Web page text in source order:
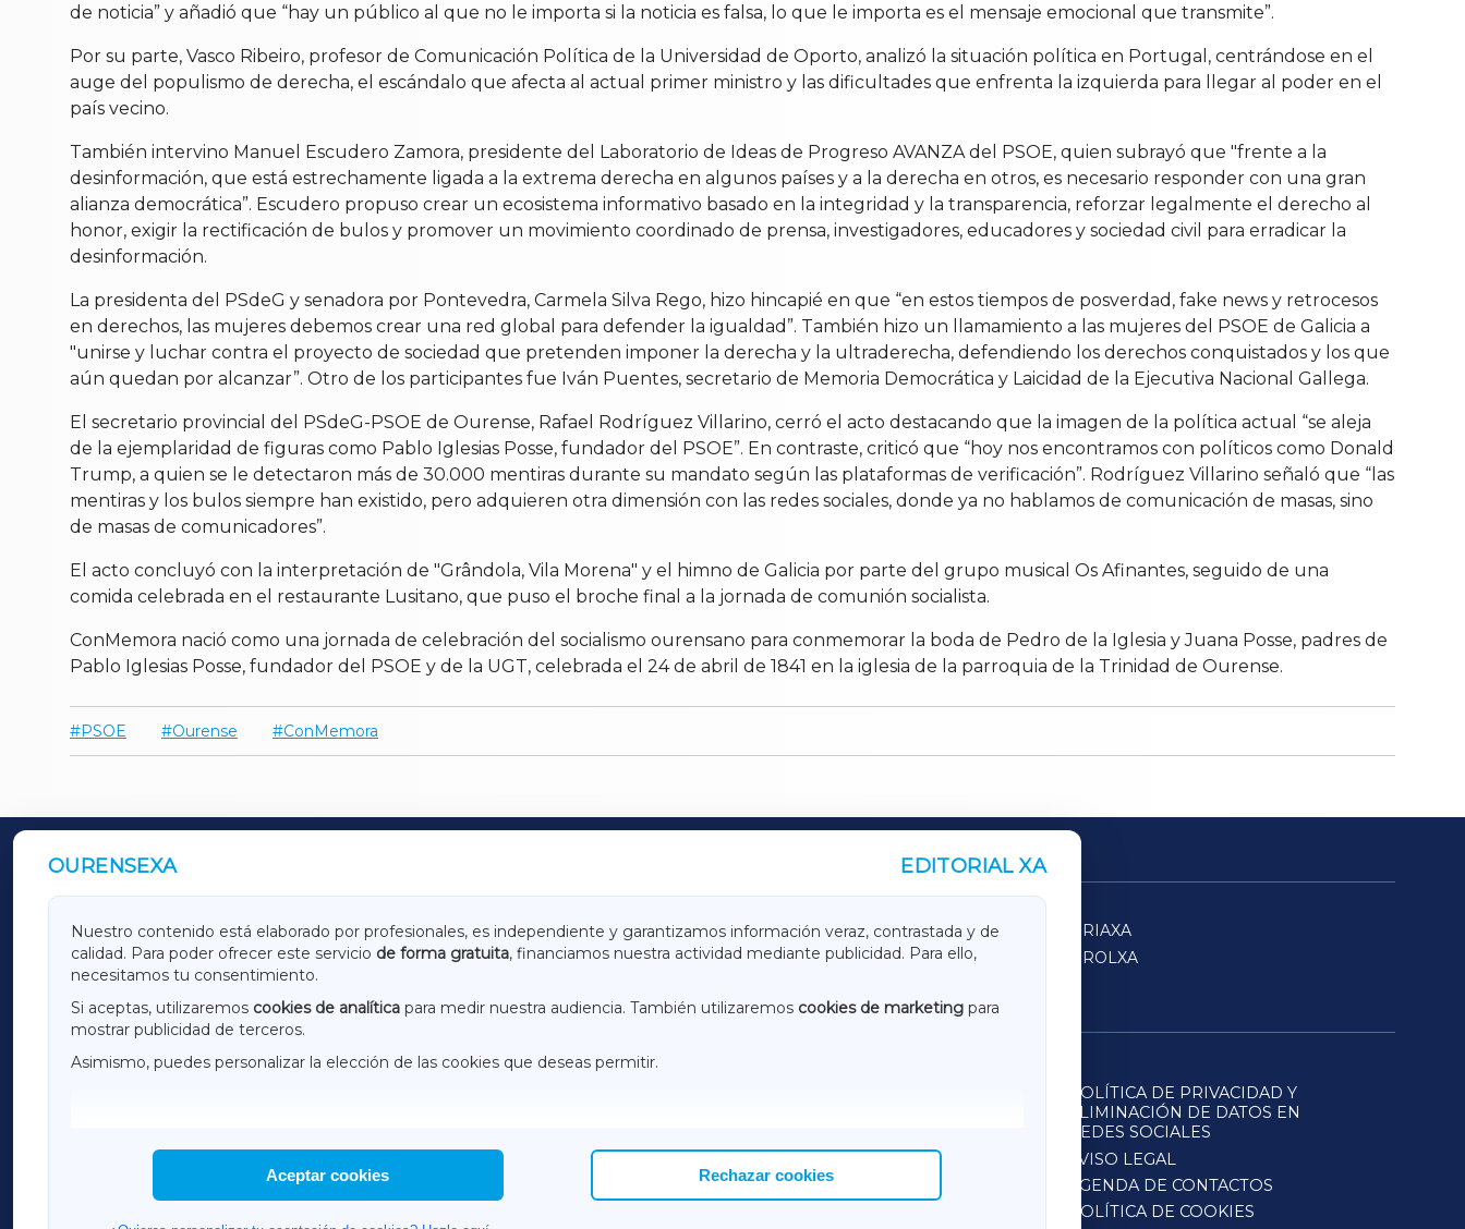
de noticia” y añadió que “hay un público al que no le importa si la noticia es falsa, lo que le importa es el mensaje emocional que transmite”.
Por su parte, Vasco Ribeiro, profesor de Comunicación Política de la Universidad de Oporto, analizó la situación política en Portugal, centrándose en el
auge del populismo de derecha, el escándalo que afecta al actual primer ministro y las dificultades que enfrenta la izquierda para llegar al poder en el
país vecino.
También intervino Manuel Escudero Zamora, presidente del Laboratorio de Ideas de Progreso AVANZA del PSOE, quien subrayó que "frente a la
desinformación, que está estrechamente ligada a la extrema derecha en algunos países y a la derecha en otros, es necesario responder con una gran
alianza democrática”. Escudero propuso crear un ecosistema informativo basado en la integridad y la transparencia, reforzar legalmente el derecho al
honor, exigir la rectificación de bulos y promover un movimiento coordinado de prensa, investigadores, educadores y sociedad civil para erradicar la
desinformación.
La presidenta del PSdeG y senadora por Pontevedra, Carmela Silva Rego, hizo hincapié en que “en estos tiempos de posverdad, fake news y retrocesos
en derechos, las mujeres debemos crear una red global para defender la igualdad”. También hizo un llamamiento a las mujeres del PSOE de Galicia a
"unirse y luchar contra el proyecto de sociedad que pretenden imponer la derecha y la ultraderecha, defendiendo los derechos conquistados y los que
aún quedan por alcanzar”. Otro de los participantes fue Iván Puentes, secretario de Memoria Democrática y Laicidad de la Ejecutiva Nacional Gallega.
El secretario provincial del PSdeG-PSOE de Ourense, Rafael Rodríguez Villarino, cerró el acto destacando que la imagen de la política actual “se aleja
de la ejemplaridad de figuras como Pablo Iglesias Posse, fundador del PSOE”. En contraste, criticó que “hoy nos encontramos con políticos como Donald
Trump, a quien se le detectaron más de 30.000 mentiras durante su mandato según las plataformas de verificación”. Rodríguez Villarino señaló que “las
mentiras y los bulos siempre han existido, pero adquieren otra dimensión con las redes sociales, donde ya no hablamos de comunicación de masas, sino
de masas de comunicadores”.
El acto concluyó con la interpretación de "Grândola, Vila Morena" y el himno de Galicia por parte del grupo musical Os Afinantes, seguido de una
comida celebrada en el restaurante Lusitano, que puso el broche final a la jornada de comunión socialista.
ConMemora nació como una jornada de celebración del socialismo ourensano para conmemorar la boda de Pedro de la Iglesia y Juana Posse, padres de
Pablo Iglesias Posse, fundador del PSOE y de la UGT, celebrada el 24 de abril de 1841 en la iglesia de la parroquia de la Trinidad de Ourense.
PSOE Ourense ConMemora
OURENSEXA EDITORIAL XA
Nuestro contenido está elaborado por profesionales, es independiente y garantizamos información veraz, contrastada y de
calidad. Para poder ofrecer este servicio de forma gratuita, financiamos nuestra actividad mediante publicidad. Para ello,
necesitamos tu consentimiento.
Si aceptas, utilizaremos cookies de analítica para medir nuestra audiencia. También utilizaremos cookies de marketing para
mostrar publicidad de terceros.
Asimismo, puedes personalizar la elección de las cookies que deseas permitir.
Aceptar cookies Rechazar cookies
OUTROS PERIÓDICOS
GALICIAXA LUGOXA TERRACHAXA
SARRIAXA
AMARIÑAXA
RIBEIRASACRAXA ACORUÑAXA
FERROLXA
OURENSEXA
HEMEROTECA
POLÍTICA DE PRIVACIDAD Y
ELIMINACIÓN DE DATOS EN
REDES SOCIALES
AVISO LEGAL
AGENDA DE CONTACTOS
POLÍTICA DE COOKIES